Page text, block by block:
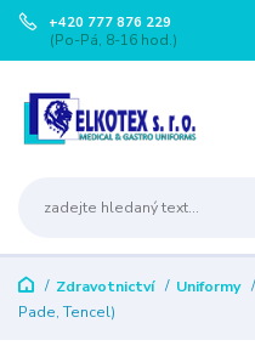
+420 777 876 229
(Po-Pá, 8-16 hod.)
Zdravotnictví Uniformy
Pade, Tencel)